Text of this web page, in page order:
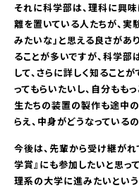
それに科学部は、理科に興味
離を置いている人たちが、実
みたいな」と思える良さがあ
ることが多いですが、科学部
して、さらに詳しく知ること
ってもらいたいし、自分もも
生たちの装置の製作も途中
らえ、中身がどうなっている
今後は、先輩から受け継が
学賞』にも参加したいと思っ
理系の大学に進みたいとい